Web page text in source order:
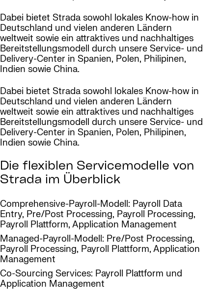
Dabei bietet Strada sowohl lokales Know-how in
Deutschland und vielen anderen Ländern
weltweit sowie ein attraktives und nachhaltiges
Bereitstellungsmodell durch unsere Service- und
Delivery-Center in Spanien, Polen, Philipinen,
Indien sowie China.
Dabei bietet Strada sowohl lokales Know-how in
Deutschland und vielen anderen Ländern
weltweit sowie ein attraktives und nachhaltiges
Bereitstellungsmodell durch unsere Service- und
Delivery-Center in Spanien, Polen, Philipinen,
Indien sowie China.
Die flexiblen Servicemodelle von
Strada im Überblick
Comprehensive-Payroll-Modell: Payroll Data
Entry, Pre/Post Processing, Payroll Processing,
Payroll Plattform, Application Management
Managed-Payroll-Modell: Pre/Post Processing,
Payroll Processing, Payroll Plattform, Application
Management
Co-Sourcing Services: Payroll Plattform und
Application Management